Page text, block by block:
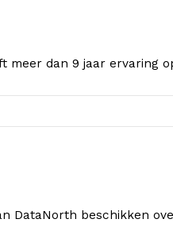
meer dan 9 jaar ervaring
DataNorth beschikken